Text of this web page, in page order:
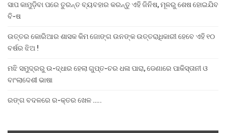
ସାପ କାମୁଡ଼ିବା ପରେ ତୁରନ୍ତ ବ୍ୟବହାର କରନ୍ତୁ ଏହି ଜିନିଷ, ମୂଳରୁ ଶେଷ ହୋଇଯିବ
ବି-ଷ
ଉତ୍ତର କୋରିଆର ଶାସକ କିମ ଜୋଙ୍ଗ ଉନଙ୍କ ଉତ୍ତରାଧିକାରୀ ହେବେ ଏହି ୧୦
ବର୍ଷର ଝିଅ !
ମଝି ସମୁଦ୍ରରୁ ଉ-ଦ୍ଧାର ହେଲା ଗୁପ୍ତ-ଚର ଧଳା ପାରା, ଡେଣାରେ ପାକିସ୍ତାନୀ ଓ
ବାଂଲାଦେଶୀ ଭାଷା
ରଙ୍ଗ ବଦଳରେ ର-କ୍ତର ଖେଳ …..